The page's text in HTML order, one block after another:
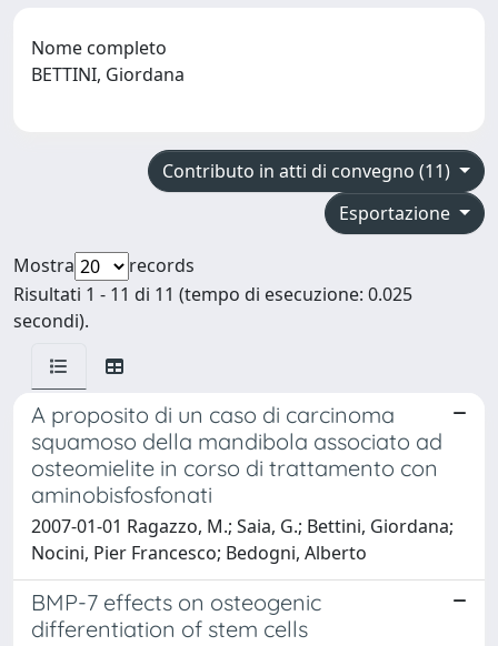
Nome completo
BETTINI, Giordana
Contributo in atti di convegno (11)
Esportazione
Mostra
records
Risultati 1 - 11 di 11 (tempo di esecuzione: 0.025
secondi).
A proposito di un caso di carcinoma
squamoso della mandibola associato ad
osteomielite in corso di trattamento con
aminobisfosfonati
2007-01-01 Ragazzo, M.; Saia, G.; Bettini, Giordana;
Nocini, Pier Francesco; Bedogni, Alberto
BMP-7 effects on osteogenic
differentiation of stem cells